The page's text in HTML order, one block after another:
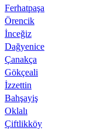
Ferhatpaşa
Örencik
İnceğiz
Dağyenice
Çanakça
Gökçeali
İzzettin
Bahşayiş
Oklalı
Çiftlikköy